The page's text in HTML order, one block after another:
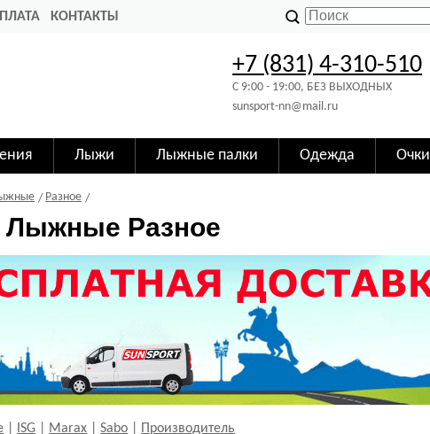
КОНТАКТЫ
+7 (831) 4-310-510
C 9:00 - 19:00, БЕЗ ВЫХОДНЫХ
sunsport-nn@mail.ru
Лыжи Лыжные палки Одежда Очки
Разное
Лыжные Разное
ISG Marax |Sabo Производитель